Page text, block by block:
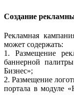
Создание
Рекламная
может содержать:
1. Размещение
баннерной
Бизнес»;
2. Размещение
портала в модуле